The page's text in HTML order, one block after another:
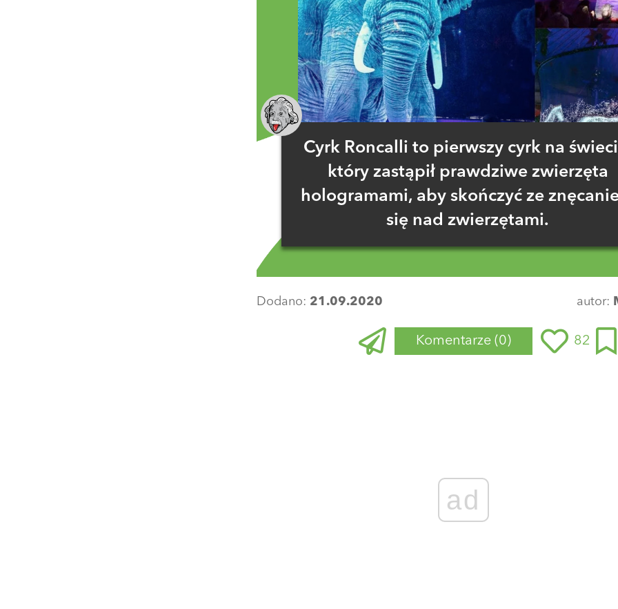
Cyrk Roncalli to pierwszy cyrk na
który zastąpił prawdziwe zwierzęta
hologramami, aby skończyć ze
się nad zwierzętami.
Dodano: 21.09.2020 autor:
Komentarze (0) 82
ad